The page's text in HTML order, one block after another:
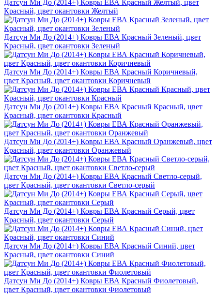
Датсун Ми До (2014+) Ковры ЕВА Красный Желтый, цвет
Красный, цвет окантовки Желтый
Датсун Ми До (2014+) Ковры ЕВА Красный Зеленый, цвет
Красный, цвет окантовки Зеленый
Датсун Ми До (2014+) Ковры ЕВА Красный Коричневый,
цвет Красный, цвет окантовки Коричневый
Датсун Ми До (2014+) Ковры ЕВА Красный Красный, цвет
Красный, цвет окантовки Красный
Датсун Ми До (2014+) Ковры ЕВА Красный Оранжевый, цвет
Красный, цвет окантовки Оранжевый
Датсун Ми До (2014+) Ковры ЕВА Красный Светло-серый,
цвет Красный, цвет окантовки Светло-серый
Датсун Ми До (2014+) Ковры ЕВА Красный Серый, цвет
Красный, цвет окантовки Серый
Датсун Ми До (2014+) Ковры ЕВА Красный Синий, цвет
Красный, цвет окантовки Синий
Датсун Ми До (2014+) Ковры ЕВА Красный Фиолетовый,
цвет Красный, цвет окантовки Фиолетовый